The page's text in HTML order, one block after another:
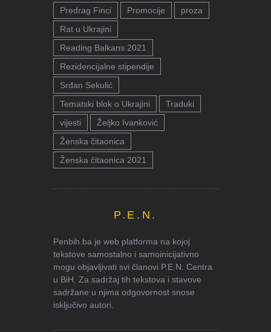
Predrag Finci
Promocije
proza
Rat u Ukrajini
Reading Balkans 2021
Rezidencijalne stipendije
Srđan Sekulić
Tematski blok o Ukrajini
Traduki
vijesti
Željko Ivanković
Ženska čitaonica
Ženska čitaonica 2021
P.E.N.
Penbih.ba je web platforma na kojoj
tekstove samostalno i samoinicijativno
mogu objavljivati svi članovi P.E.N. Centra
u BiH. Za sadržaj tih tekstova i stavove
sadržane u njima odgovornost snose
isključivo autori.